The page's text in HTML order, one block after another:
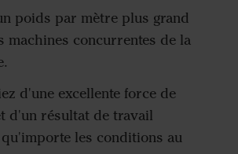
poids par mètre plus grand
machines concurrentes de la
d'une excellente force de
d'un résultat de travail
les conditions au